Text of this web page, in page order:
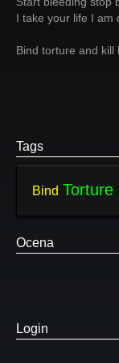
I take your life I am
Bind torture and kill
Tags
Bind Torture
Ocena
Login